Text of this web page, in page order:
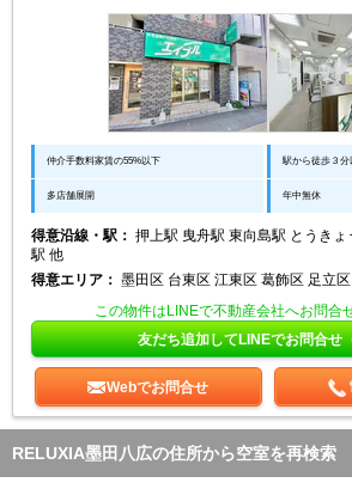
仲介手数料家賃の55%以下 駅から徒歩３分
多店舗展開 年中無休
得意沿線・駅： 押上駅 曳舟駅 東向島駅 とうき
駅 他
得意エリア： 墨田区 台東区 江東区 葛飾区 足立
この物件はLINEで不動産会社へお問合
友だち追加してLINEでお問合せ
Webでお問合せ
RELUXIA墨田八広の住所から空室を再検索